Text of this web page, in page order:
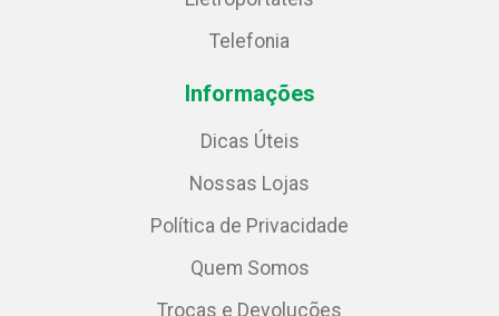
Telefonia
Informações
Dicas Úteis
Nossas Lojas
Política de Privacidade
Quem Somos
Trocas e Devoluções